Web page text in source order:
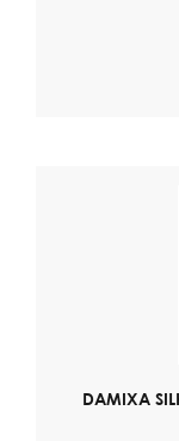
DAMIXA